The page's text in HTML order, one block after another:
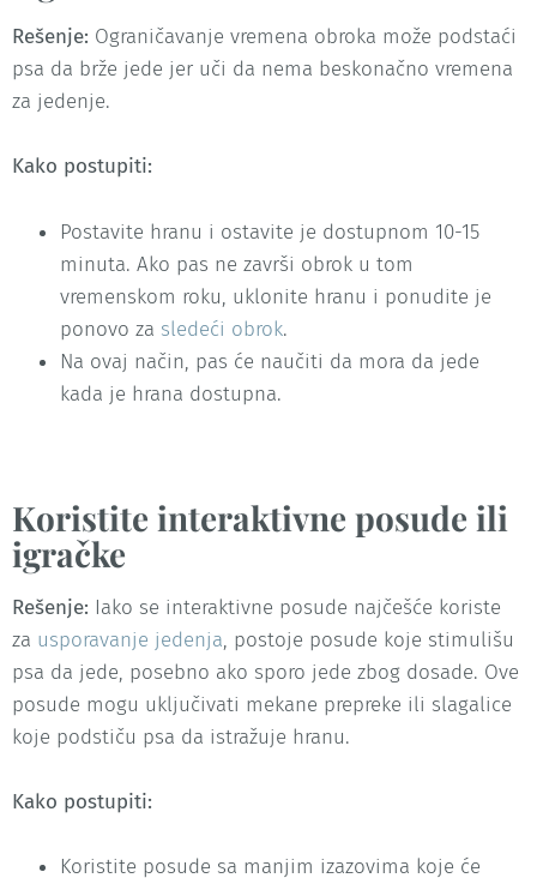
Rešenje: Ograničavanje vremena obroka može podstaći
psa da brže jede jer uči da nema beskonačno vremena
za jedenje.
Kako postupiti:
Postavite hranu i ostavite je dostupnom 10-15
minuta. Ako pas ne završi obrok u tom
vremenskom roku, uklonite hranu i ponudite je
ponovo za sledeći obrok.
Na ovaj način, pas će naučiti da mora da jede
kada je hrana dostupna.
Koristite interaktivne posude ili
igračke
Rešenje: Iako se interaktivne posude najčešće koriste
za usporavanje jedenja, postoje posude koje stimulišu
psa da jede, posebno ako sporo jede zbog dosade. Ove
posude mogu uključivati mekane prepreke ili slagalice
koje podstiču psa da istražuje hranu.
Kako postupiti:
Koristite posude sa manjim izazovima koje će